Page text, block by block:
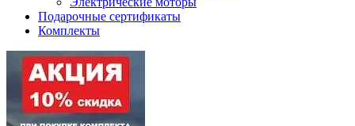
Подарочные сертификаты
Комплекты